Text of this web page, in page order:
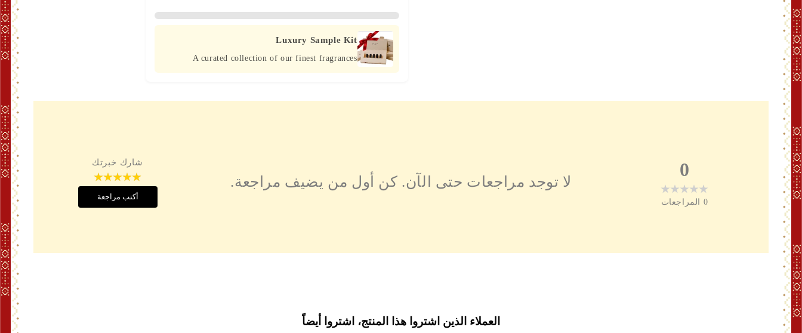
بين الأصالة، الفخامة، والتأثير العطري الواضح.
Luxury Sample Kit
A curated collection of our finest fragrances
0
0 المراجعات
لا توجد مراجعات حتى الآن. كن أول من يضيف مراجعة.
شارك خبرتك
أكتب مراجعة
العملاء الذين اشتروا هذا المنتج، اشتروا أيضاً